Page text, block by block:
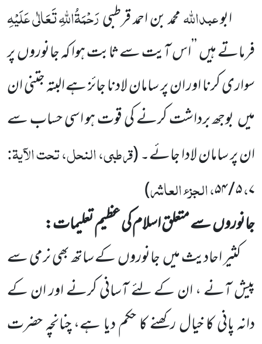
ابوعبداللّٰہمحمد بن احمد قرطبیرَحْمَۃُاللّٰہِ تَعَالٰی عَلَیْہِ
فرماتے ہیں’’اس آیت سے ثابت ہوا کہ جانوروںپر
سواری کرنا اوران پر سامان لادنا جائز ہے البتہ جتنی ان
میںبوجھ برداشت کرنے کی قوت ہو اسی حساب سے
ان پر سامان لادا جائے۔(قرطبی، النحل، تحت الآیۃ:
۷،۵ / ۵۴ ، الجزء العاشر)
جانوروںسے متعلق اسلام کی عظیم تعلیمات:
کثیر احادیث میںجانوروںکے ساتھ بھی نرمی سے
پیش آنے ، ان کے لئے آسانی کرنے اور ان کے
دانہ پانیکا خیال رکھنے کا حکم دیا ہے، چنانچہ حضرت